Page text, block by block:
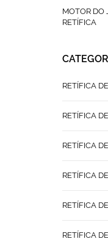
MOTOR DO
RETÍFICA
RETÍFICA
RETÍFICA
RETÍFICA
RETÍFICA
RETÍFICA
RETÍFICA